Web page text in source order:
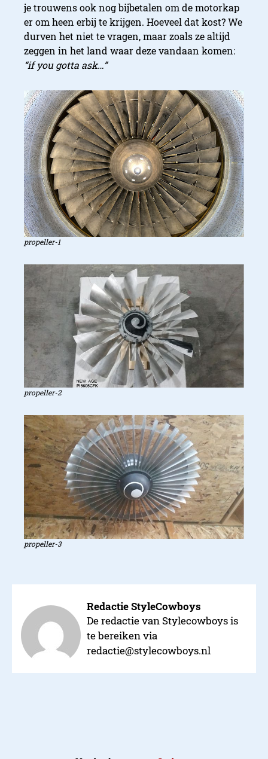
Het echte spul
je trouwens ook nog bijbetalen om de motorkap
er om heen erbij te krijgen. Hoeveel dat kost? We
durven het niet te vragen, maar zoals ze altijd
zeggen in het land waar deze vandaan komen:
“if you gotta ask…”
propeller-1
propeller-2
propeller-3
Redactie StyleCowboys
De redactie van Stylecowboys is
te bereiken via
redactie@stylecowboys.nl